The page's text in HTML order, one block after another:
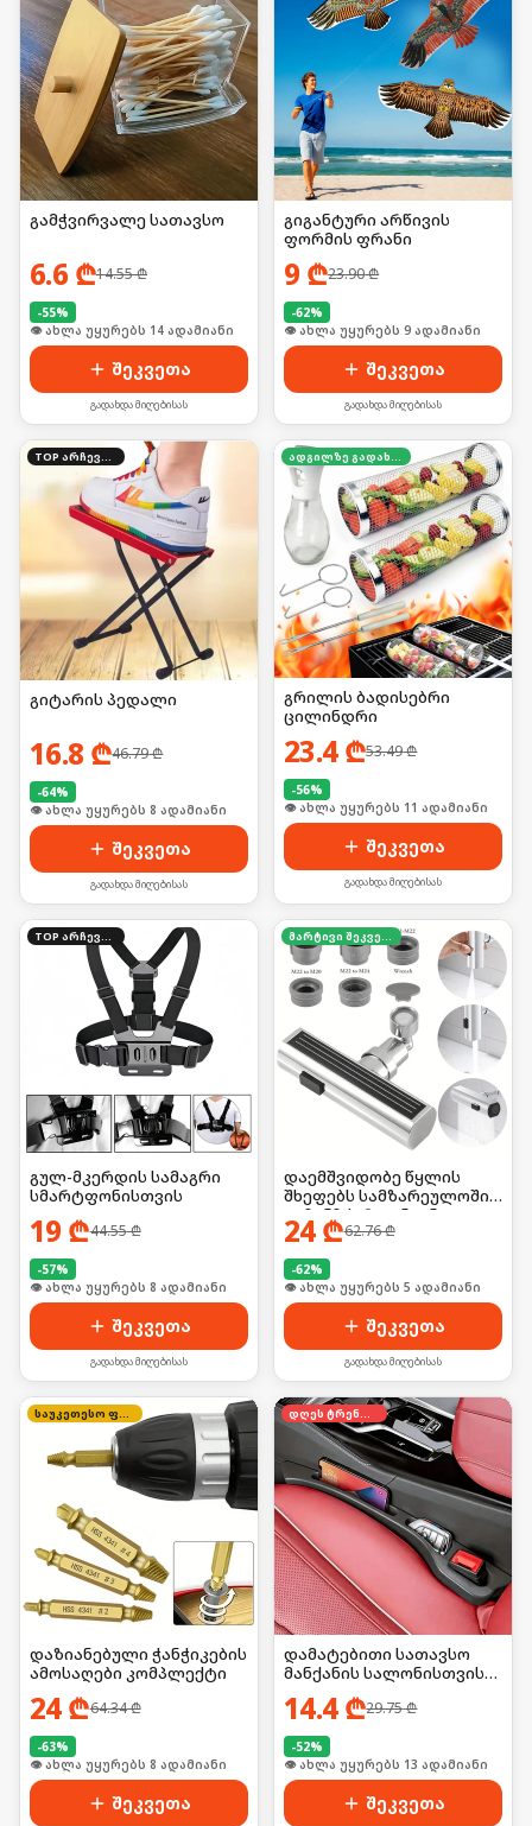
გამჭვირვალე სათავსო
6.6 ₾14.55₾
-55%
🛒 ბოლო 24სთ-ში იყიდა 23-მა
შეკვეთა
გადახდა მიღებისას
გიგანტური არწივის
ფორმის ფრანი
9 ₾23.90₾
-62%
🛒 ბოლო 24სთ-ში იყიდა 11-მა
შეკვეთა
გადახდა მიღებისას
გიტარის პედალი
16.8 ₾46.79₾
-64%
🛒 ბოლო 24სთ-ში იყიდა 8-მა
შეკვეთა
გადახდა მიღებისას
გრილის ბადისებრი
ცილინდრი
23.4₾53.49₾
-56%
🛒 ბოლო 24სთ-ში იყიდა 14-მა
შეკვეთა
გადახდა მიღებისას
გულ-მკერდის სამაგრი
სმარტფონისთვის
19 ₾44.55₾
-57%
👁 ახლა უყურებს 8 ადამიანი
შეკვეთა
გადახდა მიღებისას
დაემშვიდობე წყლის
შხეფებს სამზარეულოში
— ჩანჩქერი ონკანი
იდეალური ნაკადით! 💦❌ 3
24₾62.76₾
-62%
შეკვეთა
გადახდა მიღებისას
დაზიანებული ჭანჭიკების
ამოსაღები კომპლექტი
24₾64.34₾
-63%
🛒 ბოლო 24სთ-ში იყიდა 11-მა
შეკვეთა
დამატებითი სათავსო
მანქანის სალონისთვის
14.4₾29.75₾
-52%
შეკვეთა